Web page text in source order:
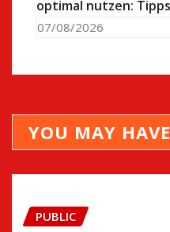
optimal nutzen:
07/08/2026
YOU MAY
PUBLIC